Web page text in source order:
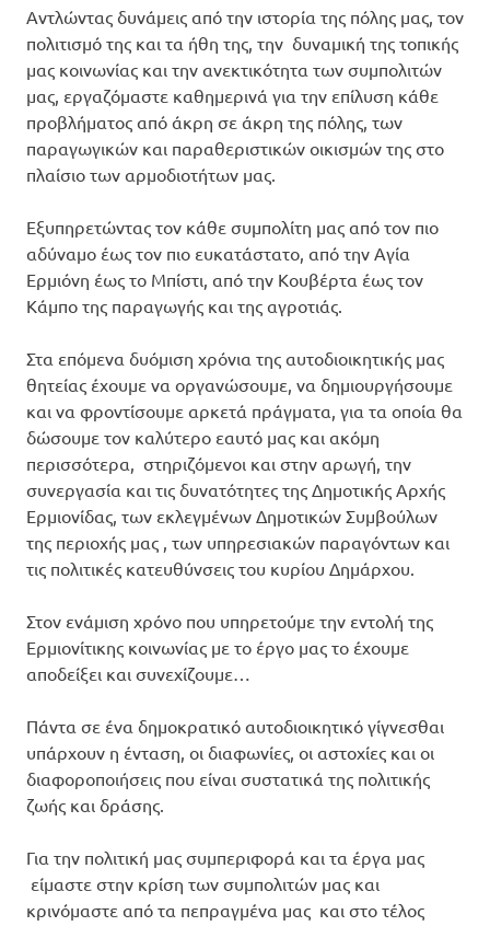
Αντλώντας δυνάμεις από την ιστορία της πόλης μας, τον
πολιτισμό της και τα ήθη της, την δυναμική της τοπικής
μας κοινωνίας και την ανεκτικότητα των συμπολιτών
μας, εργαζόμαστε καθημερινά για την επίλυση κάθε
προβλήματος από άκρη σε άκρη της πόλης, των
παραγωγικών και παραθεριστικών οικισμών της στο
πλαίσιο των αρμοδιοτήτων μας.
Εξυπηρετώντας τον κάθε συμπολίτη μας από τον πιο
αδύναμο έως τον πιο ευκατάστατο, από την Αγία
Ερμιόνη έως το Μπίστι, από την Κουβέρτα έως τον
Κάμπο της παραγωγής και της αγροτιάς.
Στα επόμενα δυόμιση χρόνια της αυτοδιοικητικής μας
θητείας έχουμε να οργανώσουμε, να δημιουργήσουμε
και να φροντίσουμε αρκετά πράγματα, για τα οποία θα
δώσουμε τον καλύτερο εαυτό μας και ακόμη
περισσότερα, στηριζόμενοι και στην αρωγή, την
συνεργασία και τις δυνατότητες της Δημοτικής Αρχής
Ερμιονίδας, των εκλεγμένων Δημοτικών Συμβούλων
της περιοχής μας , των υπηρεσιακών παραγόντων και
τις πολιτικές κατευθύνσεις του κυρίου Δημάρχου.
Στον ενάμιση χρόνο που υπηρετούμε την εντολή της
Ερμιονίτικης κοινωνίας με το έργο μας το έχουμε
αποδείξει και συνεχίζουμε…
Πάντα σε ένα δημοκρατικό αυτοδιοικητικό γίγνεσθαι
υπάρχουν η ένταση, οι διαφωνίες, οι αστοχίες και οι
διαφοροποιήσεις που είναι συστατικά της πολιτικής
ζωής και δράσης.
Για την πολιτική μας συμπεριφορά και τα έργα μας
είμαστε στην κρίση των συμπολιτών μας και
κρινόμαστε από τα πεπραγμένα μας και στο τέλος